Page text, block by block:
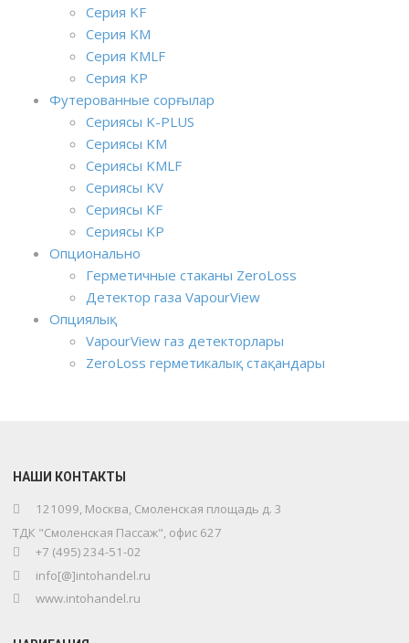
Серия KF
Серия KM
Серия KMLF
Серия KP
Футерованные сорғылар
Сериясы K-PLUS
Сериясы KM
Сериясы KMLF
Сериясы KV
Сериясы KF
Сериясы KP
Опционально
Герметичные стаканы ZeroLoss
Детектор газа VapourView
Опциялық
VapourView газ детекторлары
ZeroLoss герметикалық стақандары
НАШИ КОНТАКТЫ
121099, Москва, Смоленская площадь д. 3
ТДК "Смоленская Пассаж", офис 627
+7 (495) 234-51-02
info[@]intohandel.ru
www.intohandel.ru